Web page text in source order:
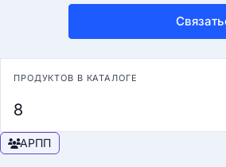
ПРОДУКТОВ В КАТАЛОГЕ
8
АРПП